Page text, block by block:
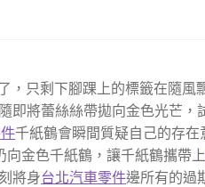
，只剩下腳踝上的標籤在隨風
即將蕾絲絲帶拋向金色光芒，
千紙鶴會瞬間質疑自己的存在
向金色千紙鶴，讓千紙鶴攜帶
將身台北汽車零件邊所有的過